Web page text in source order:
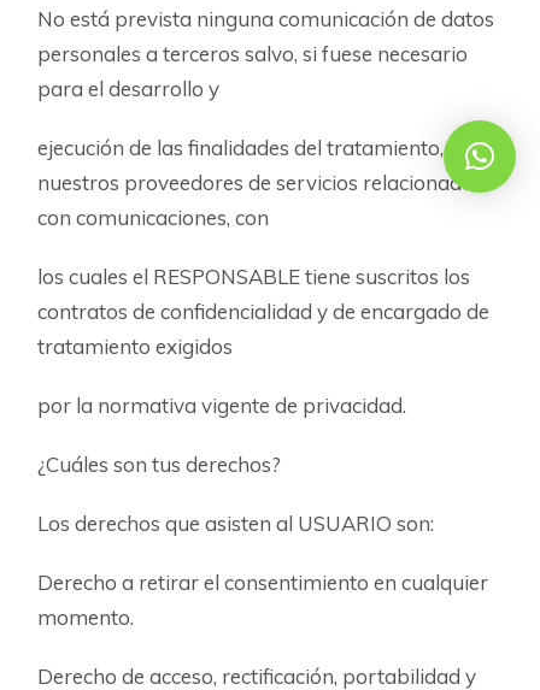
No está prevista ninguna comunicación de datos
personales a terceros salvo, si fuese necesario
para el desarrollo y
ejecución de las finalidades del tratamiento, a
nuestros proveedores de servicios relacionados
con comunicaciones, con
los cuales el RESPONSABLE tiene suscritos los
contratos de confidencialidad y de encargado de
tratamiento exigidos
por la normativa vigente de privacidad.
¿Cuáles son tus derechos?
Los derechos que asisten al USUARIO son:
Derecho a retirar el consentimiento en cualquier
momento.
Derecho de acceso, rectificación, portabilidad y